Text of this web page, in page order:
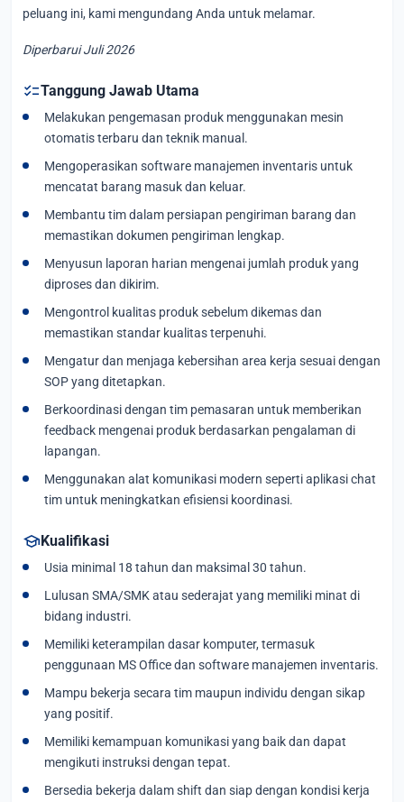
peluang ini, kami mengundang Anda untuk melamar.
Diperbarui Juli 2026
checklistTanggung Jawab Utama
Melakukan pengemasan produk menggunakan mesin
otomatis terbaru dan teknik manual.
Mengoperasikan software manajemen inventaris untuk
mencatat barang masuk dan keluar.
Membantu tim dalam persiapan pengiriman barang dan
memastikan dokumen pengiriman lengkap.
Menyusun laporan harian mengenai jumlah produk yang
diproses dan dikirim.
Mengontrol kualitas produk sebelum dikemas dan
memastikan standar kualitas terpenuhi.
Mengatur dan menjaga kebersihan area kerja sesuai dengan
SOP yang ditetapkan.
Berkoordinasi dengan tim pemasaran untuk memberikan
feedback mengenai produk berdasarkan pengalaman di
lapangan.
Menggunakan alat komunikasi modern seperti aplikasi chat
tim untuk meningkatkan efisiensi koordinasi.
schoolKualifikasi
Usia minimal 18 tahun dan maksimal 30 tahun.
Lulusan SMA/SMK atau sederajat yang memiliki minat di
bidang industri.
Memiliki keterampilan dasar komputer, termasuk
penggunaan MS Office dan software manajemen inventaris.
Mampu bekerja secara tim maupun individu dengan sikap
yang positif.
Memiliki kemampuan komunikasi yang baik dan dapat
mengikuti instruksi dengan tepat.
Bersedia bekerja dalam shift dan siap dengan kondisi kerja